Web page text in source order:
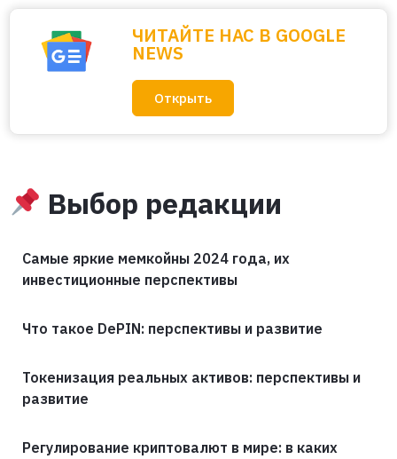
ЧИТАЙТЕ НАС В GOOGLE
NEWS
Открыть
Выбор редакции
Самые яркие мемкойны 2024 года, их
инвестиционные перспективы
Что такое DePIN: перспективы и развитие
Токенизация реальных активов: перспективы и
развитие
Регулирование криптовалют в мире: в каких